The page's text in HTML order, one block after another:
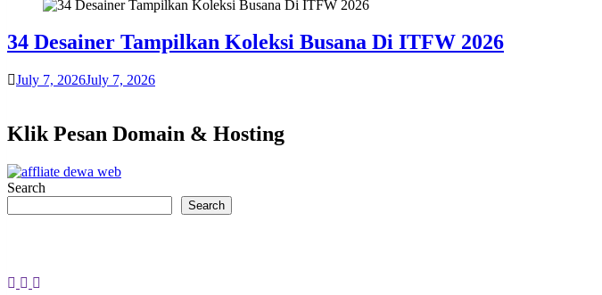
34 Desainer Tampilkan Koleksi Busana Di ITFW 2026
July 7, 2026July 7, 2026
Klik Pesan Domain & Hosting
Search
Search